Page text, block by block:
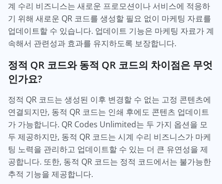
계 수리 비즈니스는 새로운 프로모션이나 서비스에 적응하
기 위해 새로운 QR 코드를 생성할 필요 없이 마케팅 자료를
업데이트할 수 있습니다. 업데이트 기능은 마케팅 자료가 계
속해서 관련성과 효과를 유지하도록 보장합니다.
정적 QR 코드와 동적 QR 코드의 차이점은 무엇
인가요?
정적 QR 코드는 생성된 이후 변경할 수 없는 고정 콘텐츠에
연결되지만, 동적 QR 코드는 인쇄 후에도 콘텐츠 업데이트
가 가능합니다. QR Codes Unlimited는 두 가지 옵션을 모
두 제공하지만, 동적 QR 코드는 시계 수리 비즈니스가 마케
팅 노력을 관리하고 업데이트할 수 있는 더 큰 유연성을 제
공합니다. 또한, 동적 QR 코드는 정적 코드에서는 불가능한
추적 기능을 제공합니다.